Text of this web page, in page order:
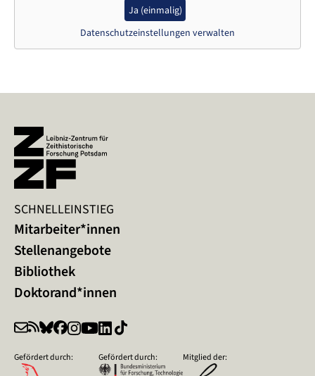
Ja (einmalig)
Datenschutzeinstellungen verwalten
SCHNELLEINSTIEG
Mitarbeiter*innen
Stellenangebote
Bibliothek
Doktorand*innen
Gefördert durch: Gefördert durch: Mitglied der: